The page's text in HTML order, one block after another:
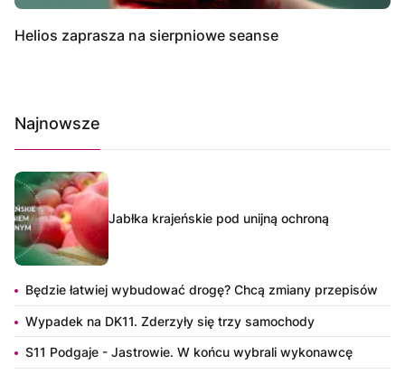
Helios zaprasza na sierpniowe seanse
Najnowsze
Jabłka krajeńskie pod unijną ochroną
Będzie łatwiej wybudować drogę? Chcą zmiany przepisów
Wypadek na DK11. Zderzyły się trzy samochody
S11 Podgaje - Jastrowie. W końcu wybrali wykonawcę